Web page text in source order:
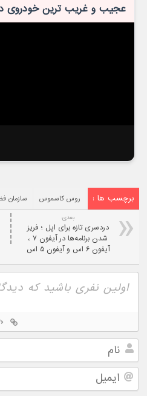
عجیب و غریب ترین خودروی
برچسب ها : روس کاسموس سازمان
بعدی:
دردسری تازه برای اپل ؛ فریز
شدن برنامه‌ها در آیفون ۷ ،
آیفون ۶ اس و آیفون ۵ اس